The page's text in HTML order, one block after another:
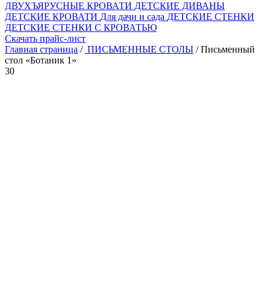
ДВУХЪЯРУСНЫЕ КРОВАТИ ДЕТСКИЕ ДИВАНЫ
ДЕТСКИЕ КРОВАТИ Для дачи и сада ДЕТСКИЕ СТЕНКИ
ДЕТСКИЕ СТЕНКИ С КРОВАТЬЮ
Скачать прайс-лист
Главная страница / ПИСЬМЕННЫЕ СТОЛЫ / Письменный
стол «Ботаник 1»
30